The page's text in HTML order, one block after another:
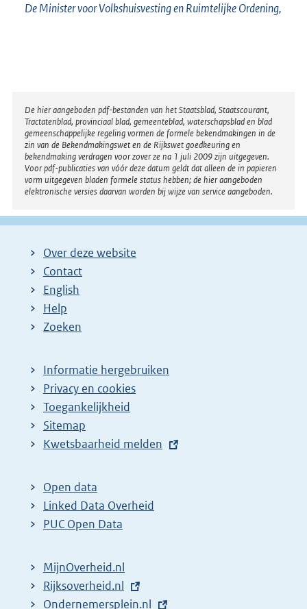
De Minister voor Volkshuisvesting en Ruimtelijke Ordening,
Disclaimer
De hier aangeboden pdf-bestanden van het Staatsblad, Staatscourant,
Tractatenblad, provinciaal blad, gemeenteblad, waterschapsblad en blad
gemeenschappelijke regeling vormen de formele bekendmakingen in de
zin van de Bekendmakingswet en de Rijkswet goedkeuring en
bekendmaking verdragen voor zover ze na 1 juli 2009 zijn uitgegeven.
Voor pdf-publicaties van vóór deze datum geldt dat alleen de in papieren
vorm uitgegeven bladen formele status hebben; de hier aangeboden
elektronische versies daarvan worden bij wijze van service aangeboden.
Over deze website
Contact
English
Help
Zoeken
Informatie hergebruiken
Privacy en cookies
Toegankelijkheid
Sitemap
E
t
e
r
l
i
Kwetsbaarheid melden
Open data
Linked Data Overheid
PUC Open Data
MijnOverheid.nl
E
x
Rijksoverheid.nl
E
Ondernemersplein.nl